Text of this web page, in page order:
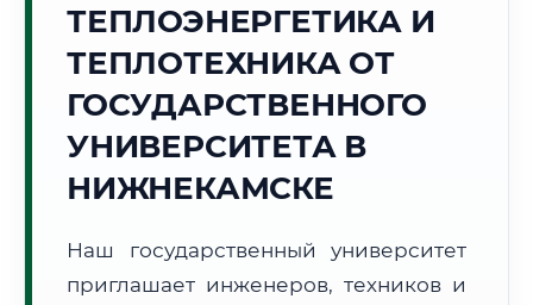
Погода в г. Нижнекамск: ⛅ +20°C ,Переменная облачность
🌅 Восход:03:51 🌇 Закат:
📍 Региональная справка
Субъект:
Почтовые индексы:
423570–423589
Часовой пояс:
МСК (UTC+3)
ТЕПЛОЭНЕРГЕТИКА И
ТЕПЛОТЕХНИКА ОТ
ГОСУДАРСТВЕННОГО
УНИВЕРСИТЕТА В
НИЖНЕКАМСКЕ
Наш государственный университет
приглашает инженеров, техников и